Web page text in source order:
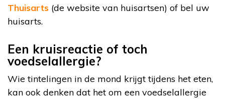
Thuisarts (de website van huisartsen) of bel uw
huisarts.
Een kruisreactie of toch
voedselallergie?
Wie tintelingen in de mond krijgt tijdens het eten,
kan ook denken dat het om een voedselallergie